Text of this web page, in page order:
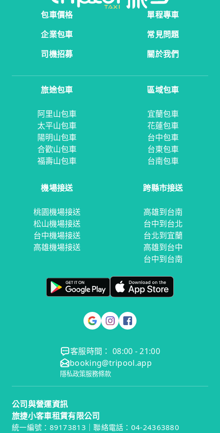
包車價格
單程專車
企業包車
常見問題
司機招募
關於我們
旅途包車
阿里山包車
太平山包車
陽明山包車
合歡山包車
福壽山包車
區域包車
宜蘭包車
花蓮包車
台中包車
台東包車
台南包車
機場接送
桃園機場接送
松山機場接送
台中機場接送
高雄機場接送
跨縣市接送
高雄到台南
台中到台北
台北到宜蘭
高雄到台中
台中到台南
客服時間： 08:00 - 21:00
booking@tripool.app
隱私政策服務條款
公司與營運資訊
旅捷小客車租賃有限公司
統一編號：89173813｜聯絡電話：04-24363880